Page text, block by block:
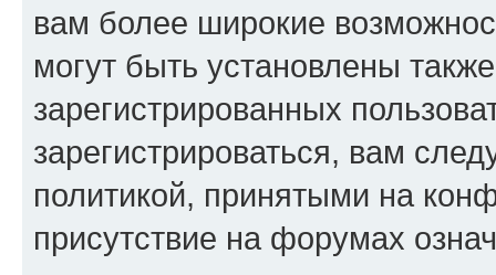
вам более широкие
могут быть установлены
зарегистрированных
зарегистрироваться, вам
политикой, принятыми на
присутствие на форумах